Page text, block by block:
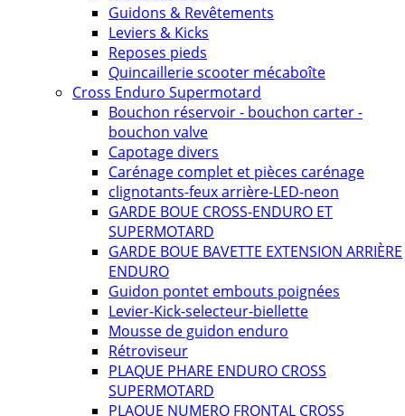
Guidons & Revêtements
Leviers & Kicks
Reposes pieds
Quincaillerie scooter mécaboîte
Cross Enduro Supermotard
Bouchon réservoir - bouchon carter -
bouchon valve
Capotage divers
Carénage complet et pièces carénage
clignotants-feux arrière-LED-neon
GARDE BOUE CROSS-ENDURO ET
SUPERMOTARD
GARDE BOUE BAVETTE EXTENSION ARRIÈRE
ENDURO
Guidon pontet embouts poignées
Levier-Kick-selecteur-biellette
Mousse de guidon enduro
Rétroviseur
PLAQUE PHARE ENDURO CROSS
SUPERMOTARD
PLAQUE NUMERO FRONTAL CROSS